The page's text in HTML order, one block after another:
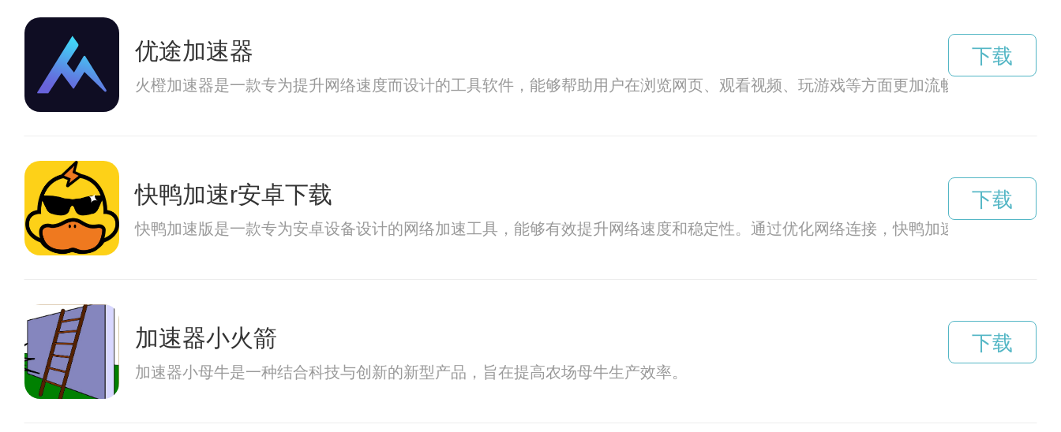
优途加速器
火橙加速器是一款专为提升网络速度而设计的工具软件，能够帮助用户在浏览网页、观看视频、玩游戏等方面更加流畅。
下载
快鸭加速r安卓下载
快鸭加速版是一款专为安卓设备设计的网络加速工具，能够有效提升网络速度和稳定性。通过优化网络连接，快鸭加速版让你畅通无
下载
加速器小火箭
加速器小母牛是一种结合科技与创新的新型产品，旨在提高农场母牛生产效率。
下载